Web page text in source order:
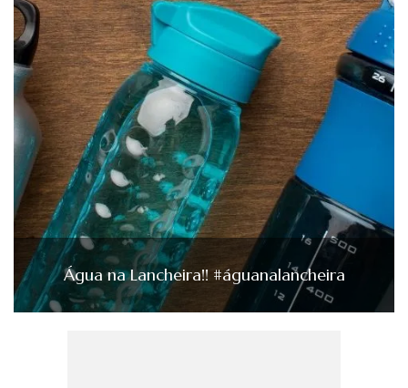
Água na Lancheira!! #águanalancheira